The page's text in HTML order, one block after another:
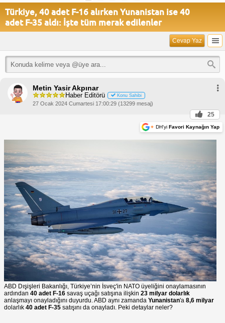
Türkiye, 40 adet F-16 alırken Yunanistan ise 40
adet F-35 aldı: İşte tüm merak edilenler
Cevap Yaz
Metin Yasir Akpınar
Haber Editörü Konu Sahibi
27 Ocak 2024 Cumartesi 17:00:29 (13299 mesaj)
25
+ DH'yi Favori Kaynağın Yap
ABD Dışişleri Bakanlığı, Türkiye’nin İsveç'in NATO üyeliğini onaylamasının
ardından 40 adet F-16 savaş uçağı satışına ilişkin 23 milyar dolarlık
anlaşmayı onayladığını duyurdu. ABD aynı zamanda Yunanistan'a 8,6 milyar
dolarlık 40 adet F-35 satışını da onayladı. Peki detaylar neler?